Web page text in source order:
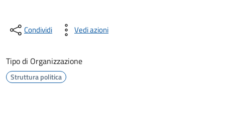
Condividi Vedi azioni
Tipo di Organizzazione
Struttura politica